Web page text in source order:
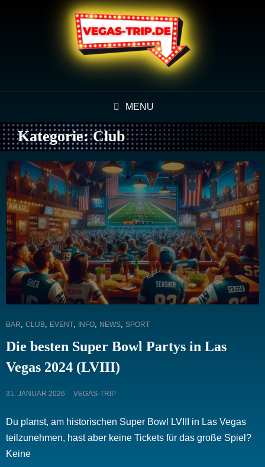
MENU
Kategorie:Club
CAT
LINKS
BAR, CLUB, EVENT, INFO, NEWS, SPORT
Die besten Super Bowl Partys in Las
Vegas 2024 (LVIII)
POSTED
31. JANUAR 2026 VEGAS-TRIP
Du planst, am historischen Super Bowl LVIII in Las Vegas
teilzunehmen, hast aber keine Tickets für das große Spiel?
Keine